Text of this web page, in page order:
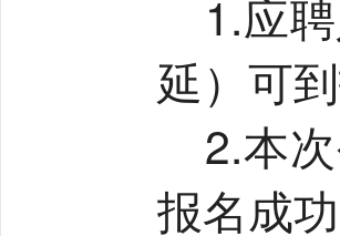
1.应
延）可
2.本
报名成功